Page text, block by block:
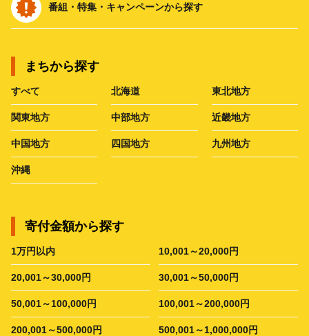
番組・特集・キャンペーンから探す
まちから探す
すべて 北海道 東北地方
関東地方 中部地方 近畿地方
中国地方 四国地方 九州地方
沖縄
寄付金額から探す
1万円以内 10,001～20,000円
20,001～30,000円 30,001～50,000円
50,001～100,000円 100,001～200,000円
200,001～500,000円 500,001～1,000,000円